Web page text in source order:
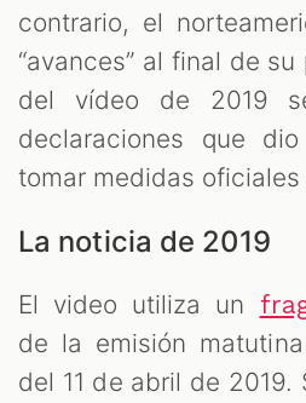
contrario, el
“avances” al final de
del vídeo de 2019
declaraciones que
tomar medidas
La noticia de 2019
El video utiliza un
de la emisión
del 11 de abril de 2019.